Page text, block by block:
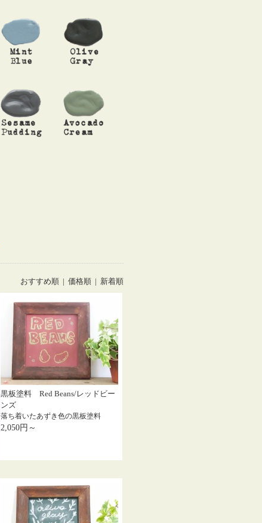
おすすめ順 | 価格順 | 新着順
黒板塗料 Red Beans/レッドビー
ンズ
落ち着いたあずき色の黒板塗料
2,050円～